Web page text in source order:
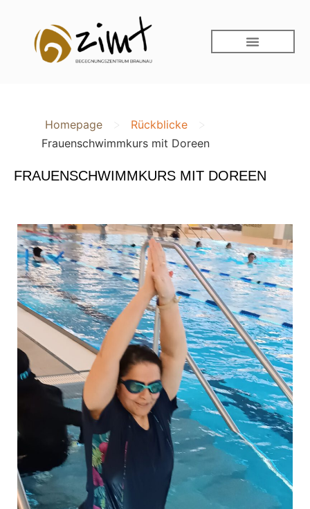
Homepage > Rückblicke >
Frauenschwimmkurs mit Doreen
FRAUENSCHWIMMKURS MIT DOREEN